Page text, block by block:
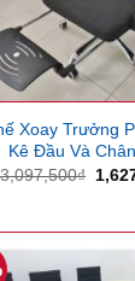
Xoay Trưởng
Kê Đầu Và
3,097,500₫ Giá